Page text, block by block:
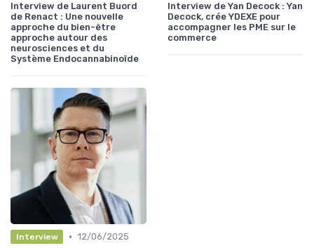
Interview de Laurent Buord
de Renact : Une nouvelle
approche du bien-être
approche autour des
neurosciences et du
Système Endocannabinoïde
Interview de Yan Decock : Yan
Decock, crée YDEXE pour
accompagner les PME sur le
commerce
Interview • 12/06/2025